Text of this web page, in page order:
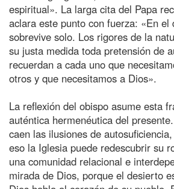
espiritual». La larga cita del Papa
aclara este punto con fuerza: «En el
sobrevive solo. Los rigores de la
su justa medida toda pretensión de
recuerdan a cada uno que
otros y que necesitamos a Dios».
La reflexión del obispo asume esta
auténtica hermenéutica del
caen las ilusiones de
eso la Iglesia puede redescubrir su
una comunidad relacional e
mirada de Dios, porque el desierto